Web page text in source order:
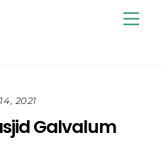
2021
Galvalum